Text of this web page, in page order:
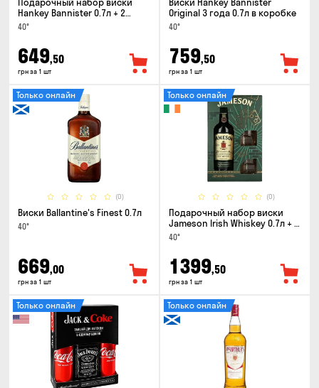
Hankey Bannister 0.7л + 2
стакана
40°
649,50
грн за 1 шт
Original 3 года 0.7л в коробке
40°
759,50
грн за 1 шт
(0)
Только онлайн
Виски Ballantine's Finest 0.7л
40°
669,00
грн за 1 шт
(0)
Только онлайн
Подарочный набор виски
Jameson Irish Whiskey 0.7л + 2
стакана
40°
1399,50
грн за 1 шт
Только онлайн Только онлайн